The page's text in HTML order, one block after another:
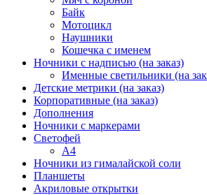
Байк
Мотоцикл
Наушники
Кошечка с именем
Ночники с надписью (на заказ)
Именные светильники (на
Детские метрики (на заказ)
Корпоративные (на заказ)
Дополнения
Ночники с маркерами
Светофей
А4
Ночники из гималайской соли
Планшеты
Акриловые открытки